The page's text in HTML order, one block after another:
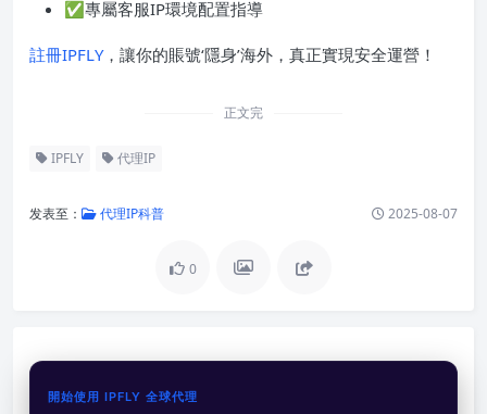
✅專屬客服IP環境配置指導
註冊IPFLY，讓你的賬號‘隱身’海外，真正實現安全運營！
正文完
IPFLY 代理IP
发表至： 代理IP科普 2025-08-07
0
開始使用 IPFLY 全球代理